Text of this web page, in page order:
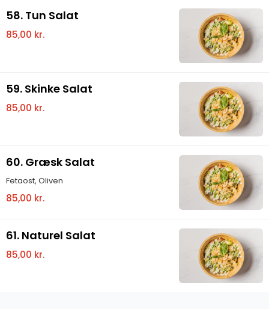
58. Tun Salat
85,00 kr.
59. Skinke Salat
85,00 kr.
60. Græsk Salat
Fetaost, Oliven
85,00 kr.
61. Naturel Salat
85,00 kr.